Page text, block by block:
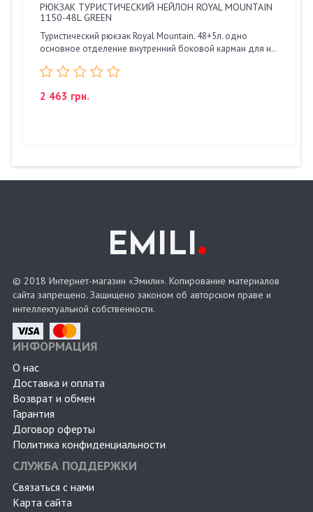
РЮКЗАК ТУРИСТИЧЕСКИЙ НЕЙЛОН ROYAL MOUNTAIN
1150-48L GREEN
Туристический рюкзак Royal Mountain. 48+5л. одно
основное отделение внутренний боковой карман для н..
2 463 грн.
EMILI.
© 2018 Интернет-магазин «Эмили». Копирование материалов
сайта запрещено. Защищено законом об авторском праве и
интеллектуальной собственности.
ИНФОРМАЦИЯ
О нас
Доставка и оплата
Возврат и обмен
Гарантия
Договор оферты
Политика конфиденциальности
СЛУЖБА ПОДДЕРЖКИ
Связаться с нами
Карта сайта